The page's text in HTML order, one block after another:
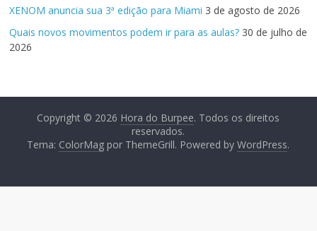
XENOM anuncia sua 3ª edição para Miami 3 de agosto de 2026
Quais novos movimentos podem ir para as aulas? 30 de julho de
2026
Copyright © 2026 Hora do Burpee. Todos os direitos
reservados.
Tema: ColorMag por ThemeGrill. Powered byWordPress.